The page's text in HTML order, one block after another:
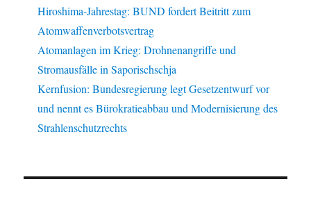
Hiroshima-Jahrestag: BUND fordert Beitritt zum
Atomwaffenverbotsvertrag
Atomanlagen im Krieg: Drohnenangriffe und
Stromausfälle in Saporischschja
Kernfusion: Bundesregierung legt Gesetzentwurf vor
und nennt es Bürokratieabbau und Modernisierung des
Strahlenschutzrechts